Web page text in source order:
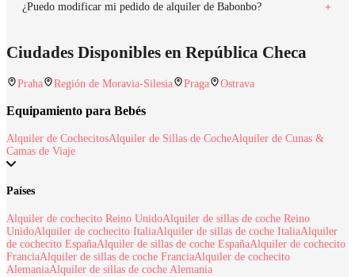
¿Puedo modificar mi pedido de alquiler de Babonbo?
Ciudades Disponibles en República Checa
Praha Región de Moravia-Silesia Praga Ostrava
Equipamiento para Bebés
Alquiler de CochecitosAlquiler de Sillas de CocheAlquiler de Cunas &
Camas de Viaje
Países
Alquiler de cochecito Reino UnidoAlquiler de sillas de coche Reino
UnidoAlquiler de cochecito ItaliaAlquiler de sillas de coche ItaliaAlquiler
de cochecito EspañaAlquiler de sillas de coche EspañaAlquiler de cochecito
FranciaAlquiler de sillas de coche FranciaAlquiler de cochecito
AlemaniaAlquiler de sillas de coche Alemania